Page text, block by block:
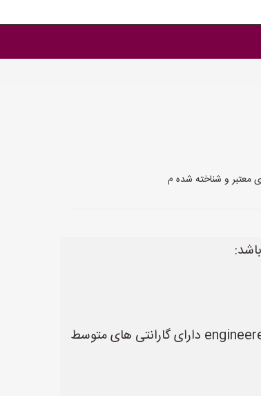
معتبر و شناخته شده م
* **نوع پارکت:** پارکت‌های چوبی solid معمولاً گارانتی کمتری نسبت به پارکت‌های لمینت دارند. پارکت‌های engineered wood دارای گارانتی های متوسط